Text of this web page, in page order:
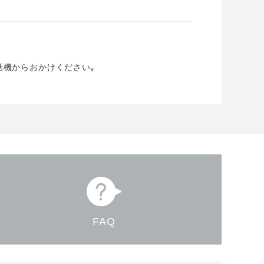
からおかけください｡
FAQ